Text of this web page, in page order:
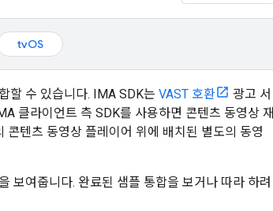
tvOS
할 수 있습니다. IMA SDK는 VAST 호환
광고 서
클라이언트 측 SDK를 사용하면 콘텐츠 동영상 재
텐츠 동영상 플레이어 위에 배치된 별도의 동영
보여줍니다. 완료된 샘플 통합을 보거나 따라 하려